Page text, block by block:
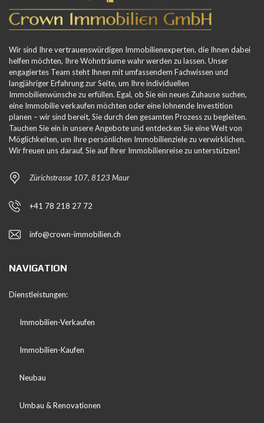
Wir sind Ihre vertrauenswürdigen Immobilienexperten, die Ihnen dabei
helfen möchten, Ihre Wohnträume wahr werden zu lassen. Unser
engagiertes Team steht Ihnen mit umfassendem Fachwissen und
langjähriger Erfahrung zur Seite, um Ihre individuellen
Immobilienwünsche zu erfüllen. Egal, ob Sie ein neues Zuhause suchen,
eine Immobilie verkaufen möchten oder eine lohnende Investition
planen – wir sind bereit, Sie durch den gesamten Prozess zu begleiten.
Tauchen Sie ein in unsere Angebote und entdecken Sie eine Welt von
Möglichkeiten, um Ihre persönlichen Immobilienziele zu verwirklichen.
Wir freuen uns darauf, Sie auf Ihrer Immobilienreise zu unterstützen!
Zürichstrasse 107, 8123 Maur
+41 78 218 27 72
info@crown-immobilien.ch
NAVIGATION
Dienstleistungen:
Immobilien-Verkaufen
Immobilien-Kaufen
Neubau
Umbau & Renovationen